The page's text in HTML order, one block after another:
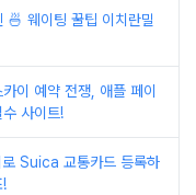
🍜 웨이팅 꿀팁 이치란밀
이 예약 전쟁, 애플 페이
사이트!
Suica 교통카드 등록하
!